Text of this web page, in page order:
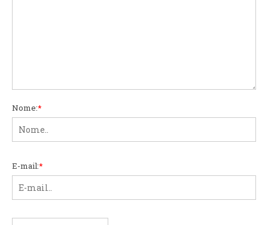
Nome:*
E-mail:*